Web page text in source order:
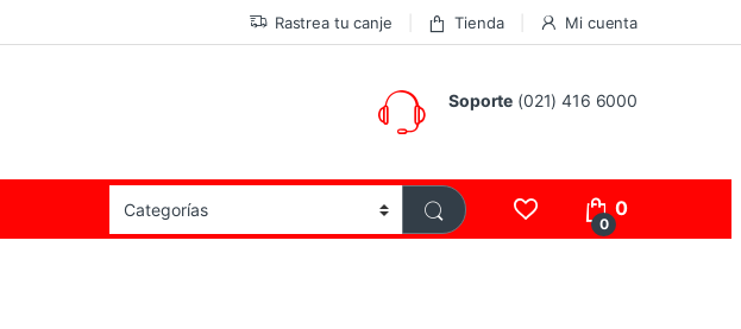
Rastrea tu canje Tienda Mi cuenta
Soporte (021) 416 6000
0
0